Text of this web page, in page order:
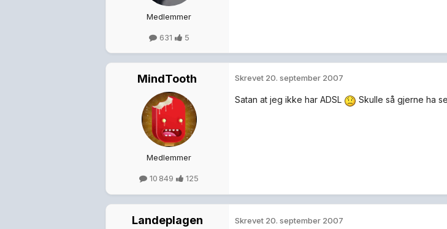
Medlemmer
631 5
MindTooth
Medlemmer
10 849 125
Skrevet 20. september 2007
Satan at jeg ikke har ADSL Skulle så gjerne ha
Landeplagen Skrevet 20. september 2007